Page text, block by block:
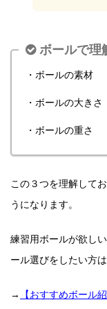
ボールで理
・ボールの素材
・ボールの大きさ
・ボールの重さ
この３つを理解してお
うになります。
練習用ボールが欲し
ール選びをしたい方
→
【おすすめボール